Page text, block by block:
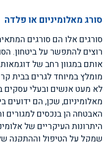
סורג מאלומיניום או פלדה
סורגים אלו הם סורגים
רוצים להתפשר על ביטחון.
אותם במגוון רחב של
מומלץ במיוחד לגרים בבית
לא מעט אנשים ובעלי עסקים
מאלומיניום, שכן, הם
האבטחה הן בנכסים למגורים
היתרונות העיקריים של
שמקל על הטיפול וההתקנה